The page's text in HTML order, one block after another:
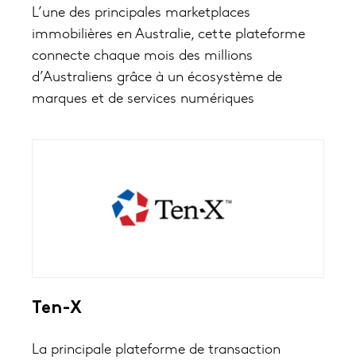
L’une des principales marketplaces
immobilières en Australie, cette plateforme
connecte chaque mois des millions
d’Australiens grâce à un écosystème de
marques et de services numériques
Ten-X
La principale plateforme de transaction